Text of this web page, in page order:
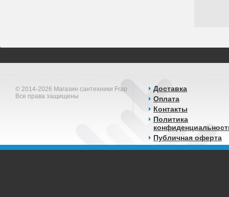
© 2014-2026 Магазин сантехники Frap
Все права защищены
Доставка
Оплата
Контакты
Политика
Публичная оферта